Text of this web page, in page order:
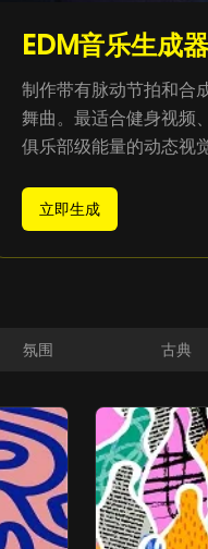
EDM音乐生成器
制作带有脉动节拍和合
舞曲。最适合健身视频
俱乐部级能量的动态视
立即生成
氛围 古典